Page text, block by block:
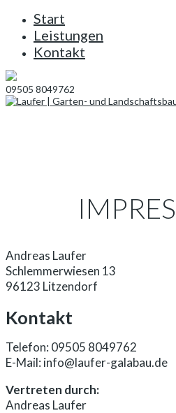
Start
Leistungen
Kontakt
09505 8049762
Andreas Laufer
Schlemmerwiesen 13
96123 Litzendorf
Kontakt
Telefon: 09505 8049762
E-Mail: info@laufer-galabau.de
Vertreten durch:
Andreas Laufer